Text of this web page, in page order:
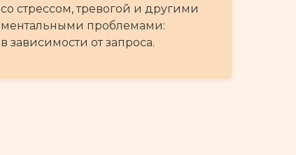
со стрессом, тревогой и другими
ментальными проблемами:
в зависимости от запроса.